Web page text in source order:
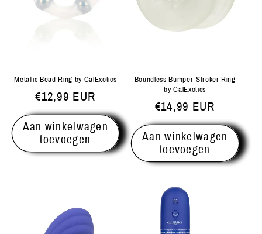
Metallic Bead Ring by CalExotics
Normale
prijs
€12,99 EUR
Aan winkelwagen
toevoegen
Boundless Bumper-Stroker Ring
by CalExotics
Normale
prijs
€14,99 EUR
Aan winkelwagen
toevoegen